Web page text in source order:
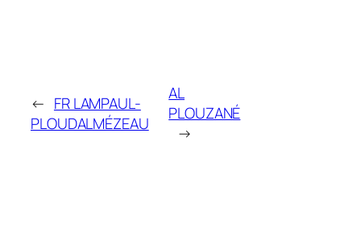
← FR LAMPAUL-
PLOUDALMÉZEAU
AL
PLOUZANÉ
→